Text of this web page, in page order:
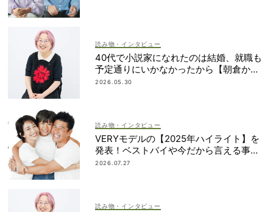
読み物・インタビュー
40代で小説家になれたのは結婚、就職も
予定通りにいかなかったから【朝倉かす
みさん】
2026.05.30
読み物・インタビュー
VERYモデルの【2025年ハイライト】を
発表！ベストバイや今だから言える事件
簿も大公開
2026.07.27
読み物・インタビュー